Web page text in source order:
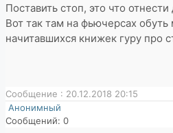
Поставить стоп, это что
Вот так там на фьючерсах
начитавшихся книжек гуру про
Сообщение : 20.12.2018 20:15
Анонимный
Сообщений: 0